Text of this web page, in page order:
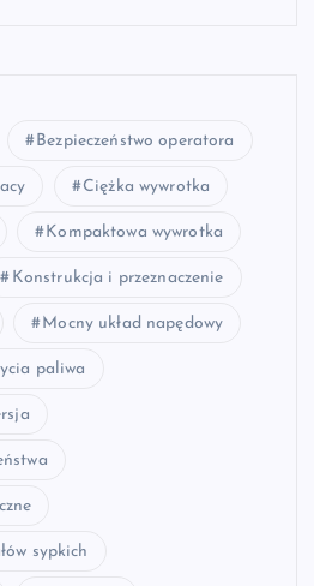
Bezpieczeństwo operatora
Ciężka wywrotka
Kompaktowa wywrotka
Konstrukcja i przeznaczenie
Mocny układ napędowy
paliwa
sypkich